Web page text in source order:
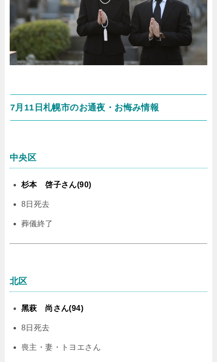
7月11日札幌市のお通夜・お悔み情報
中央区
杉本 啓子さん(90)
8日死去
葬儀終了
北区
黑萩 尚さん(94)
8日死去
喪主・妻・トヨエさん